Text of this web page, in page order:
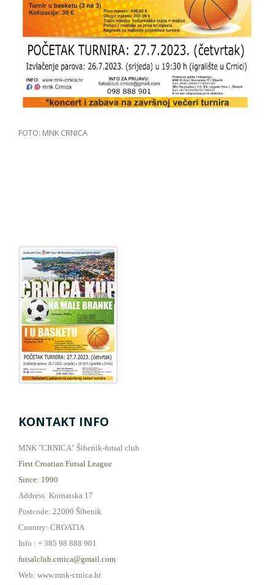
FOTO: MNK CRNICA
KONTAKT INFO
MNK "CRNICA" Šibenik-futsal club
First Croatian Futsal League
Since: 1990
Address: Kornatska 17
Postcode: 22000 Šibenik
Country: CROATIA
Info : + 385 98 888 901
futsalclub.crnica@gmail.com
Web: www.mnk-crnica.hr